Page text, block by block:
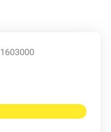
1603000